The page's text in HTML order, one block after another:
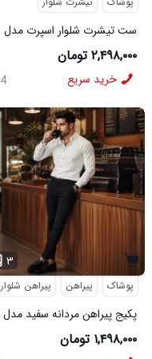
ست تیشرت شلوار اسپرت مدل
MAN مشکی
۲,۴۹۸,۰۰۰ تومان
خرید سریع 4
۳
پوشاک پیراهن پیراهن شلوار
شلوار مردانه مشکی مدل MOBIN
۱,۴۹۸,۰۰۰ تومان